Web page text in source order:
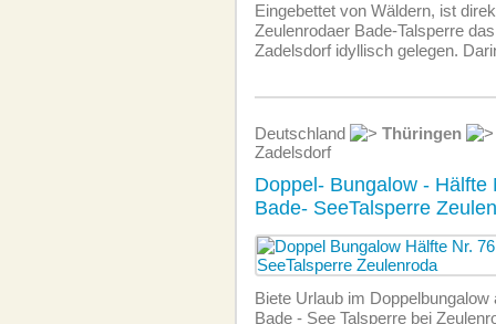
Eingebettet von Wäldern, ist
Zeulenrodaer Bade-Talsperre
Zadelsdorf idyllisch gelegen.
Deutschland Thüringen
Zadelsdorf
Doppel- Bungalow - Hälfte
Bade- SeeTalsperre
Biete Urlaub im
Bade - See Talsperre bei